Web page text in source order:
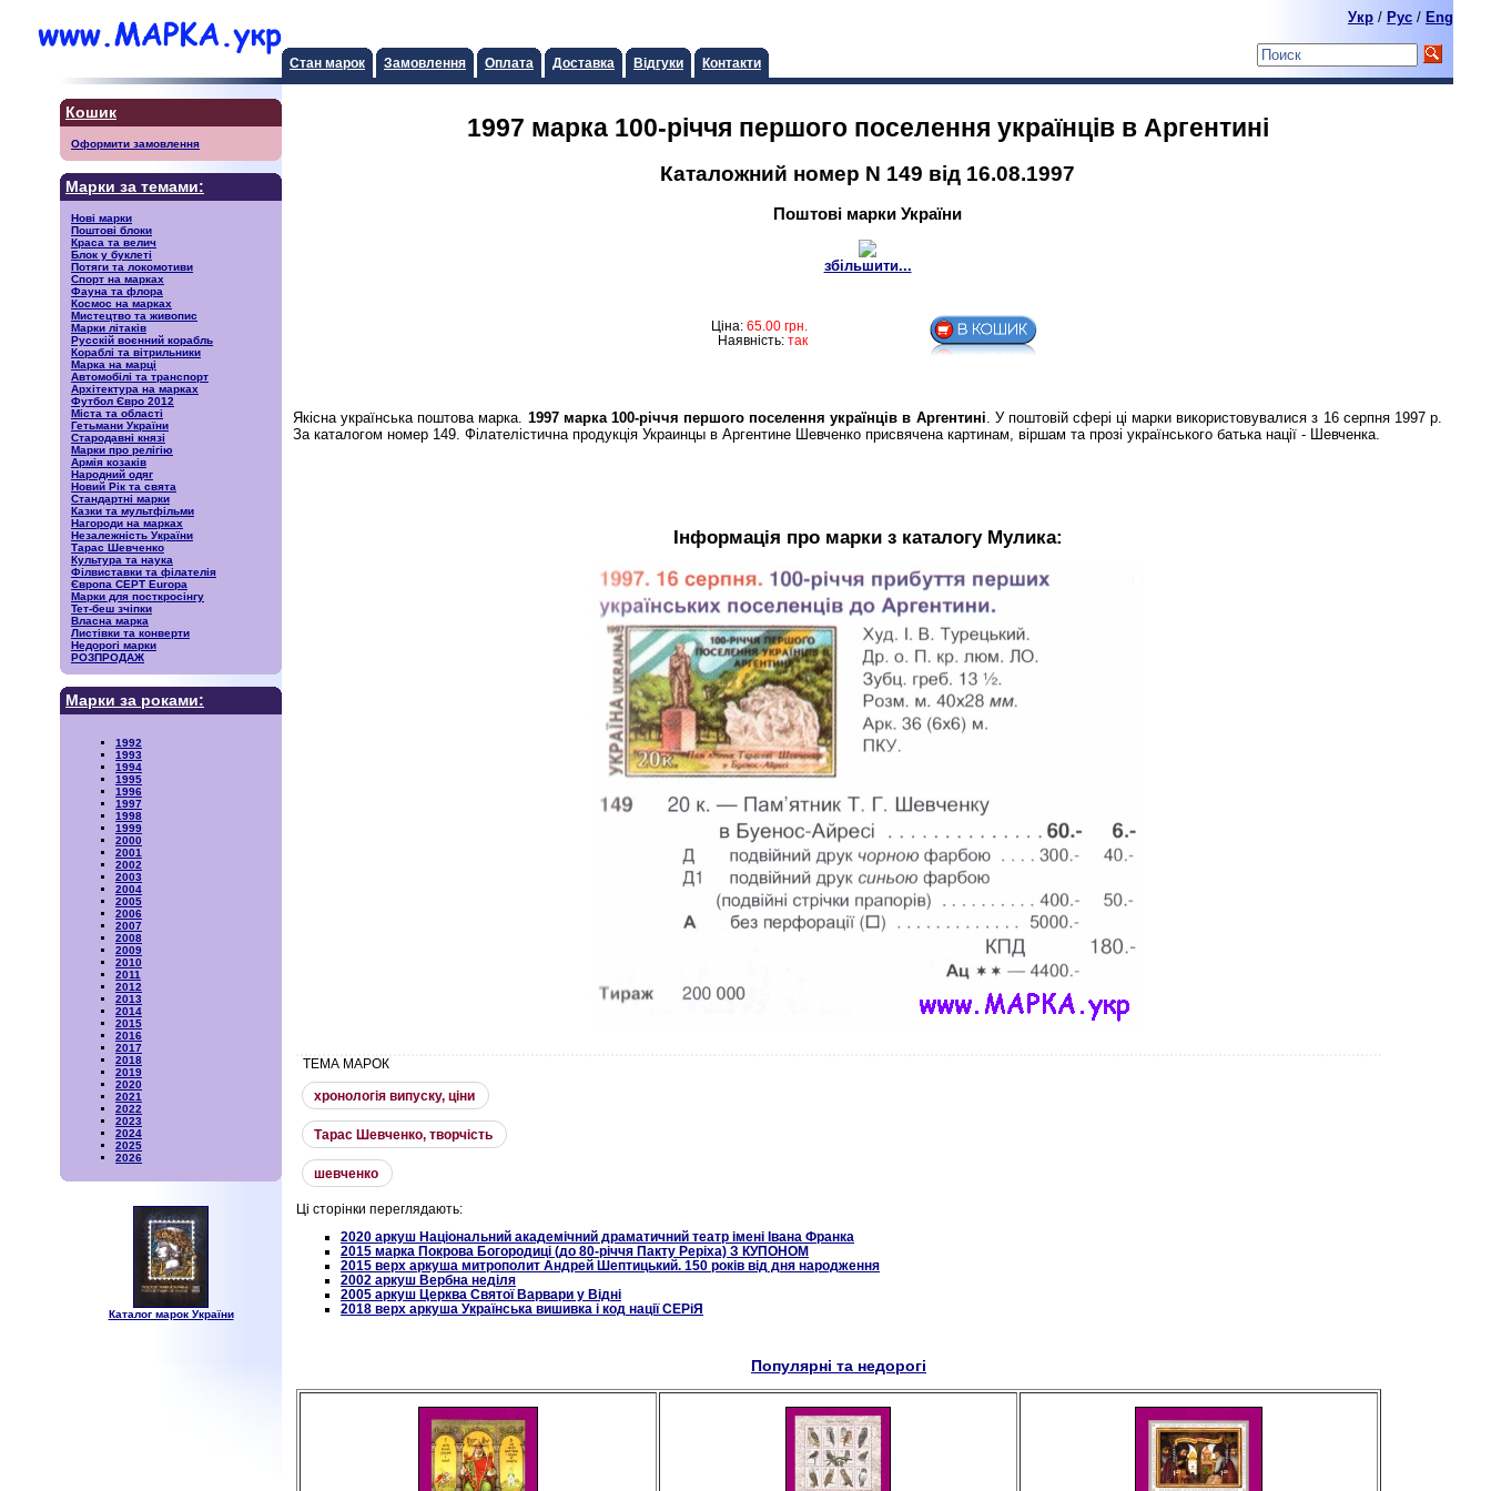
Стан марок Замовлення Оплата Доставка Відгуки Контакти
Укр / Pyc / Eng
Кошик
Оформити замовлення
Марки за темами:
Нові марки
Поштові блоки
Краса та велич
Блок у буклеті
Потяги та локомотиви
Спорт на марках
Фауна та флора
Космос на марках
Мистецтво та живопис
Марки літаків
Русскiй воєнний корабль
Кораблі та вітрильники
Марка на марці
Автомобілі та транспорт
Архітектура на марках
Футбол Євро 2012
Міста та області
Гетьмани України
Стародавні князі
Марки про релігію
Армія козаків
Народний одяг
Новий Рік та свята
Стандартні марки
Казки та мультфільми
Нагороди на марках
Незалежність України
Тарас Шевченко
Культура та наука
Філвиставки та філателія
Європа CEPT Europa
Марки для посткросінгу
Тет-беш зчіпки
Власна марка
Листівки та конверти
Недорогі марки
РОЗПРОДАЖ
Марки за роками:
1992
1993
1994
1995
1996
1997
1998
1999
2000
2001
2002
2003
2004
2005
2006
2007
2008
2009
2010
2011
2012
2013
2014
2015
2016
2017
2018
2019
2020
2021
2022
2023
2024
2025
2026
Каталог марок України
1997 марка 100-рiччя першого поселення українцiв в Аргентинi
Каталожний номер N 149 від 16.08.1997
Поштові марки України
збільшити...
Ціна: 65.00 грн.
Наявність: так
Якісна українська поштова марка. 1997 марка 100-рiччя першого поселення українцiв в Аргентинi . У поштовій сфері ці марки використовувалися з 16 серпня 1997 р.
За каталогом номер 149. Філателістична продукція Украинцы в Аргентине Шевченко присвячена картинам, віршам та прозі українського батька нації - Шевченка.
Інформація про марки з каталогу Мулика:
ТЕМА МАРОК
хронологiя випуску, цiни
Тарас Шевченко, творчiсть
шевченко
Ці сторінки переглядають:
2020 аркуш Національний академічний драматичний театр імені Івана Франка
2015 марка Покрова Богородиці (до 80-річчя Пакту Реріха) З КУПОНОМ
2015 верх аркуша митрополит Андрей Шептицький. 150 років від дня народження
2002 аркуш Вербна неділя
2005 аркуш Церква Святої Варвари у Відні
2018 верх аркуша Українська вишивка і код нації СЕРіЯ
Популярні та недорогі